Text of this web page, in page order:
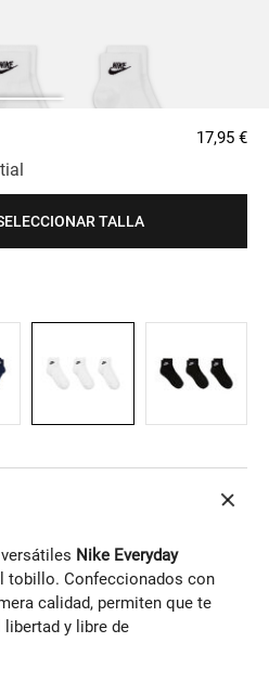
17,95 €
TALLA
Nike Everyday
tobillo. Confeccionados con
calidad, permiten que te
y libre de